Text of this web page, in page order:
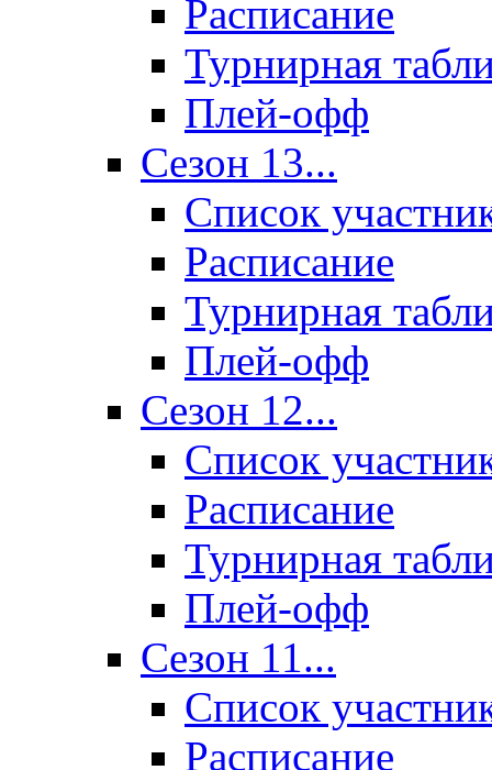
Расписание
Турнирная
Плей-офф
Сезон 13...
Список
Расписание
Турнирная
Плей-офф
Сезон 12...
Список
Расписание
Турнирная
Плей-офф
Сезон 11...
Список
Расписание